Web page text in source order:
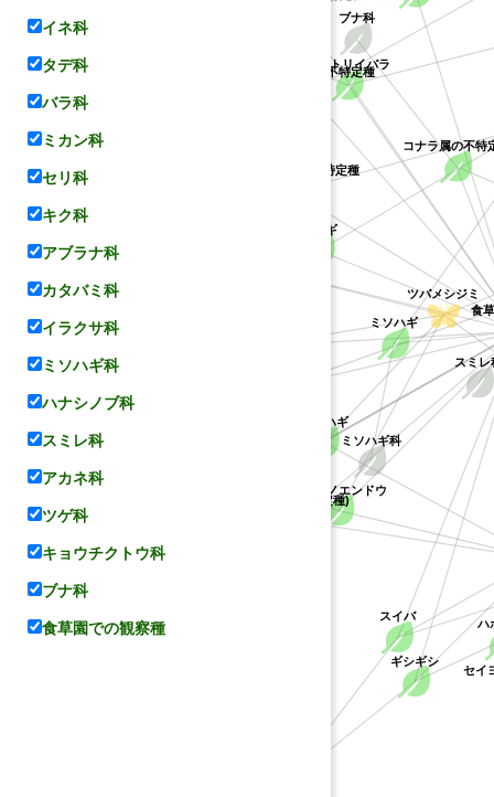
マメ科
ツバメシジミ
メドハギ
カラスノエンドウ
サルトリイバラ
スイバ
ギシギシ
バラ科
セイ
ハ
ミソハギ科
ミソハギ
ハナシノブ科
スミレ
(ハギ属の不特定種)
ケハギ
クソカズラ属の不特定種
キョウチクトウ科 キジョラン属の不特定種
ブナ科
コナラ属の不特
食
イネ科
タデ科
バラ科
ミカン科
セリ科
キク科
アブラナ科
カタバミ科
イラクサ科
ミソハギ科
ハナシノブ科
スミレ科
アカネ科
ツゲ科
キョウチクトウ科
ブナ科
食草園での観察種